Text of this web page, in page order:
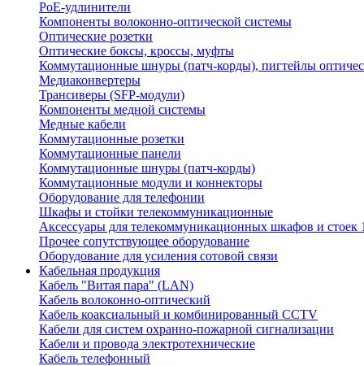
PoE-удлинители
Компоненты волоконно-оптической системы
Оптические розетки
Оптические боксы, кроссы, муфты
Коммутационные шнуры (патч-корды), пигтейлы
Медиаконвертеры
Трансиверы (SFP-модули)
Компоненты медной системы
Медные кабели
Коммутационные розетки
Коммутационные панели
Коммутационные шнуры (патч-корды)
Коммутационные модули и коннекторы
Оборудование для телефонии
Шкафы и стойки телекоммуникационные
Аксессуары для телекоммуникационных шкафов и стоек
Прочее сопутствующее оборудование
Оборудование для усиления сотовой связи
Кабельная продукция
Кабель "Витая пара" (LAN)
Кабель волоконно-оптический
Кабель коаксиальный и комбинированный CCTV
Кабели для систем охранно-пожарной сигнализации
Кабели и провода электротехнические
Кабель телефонный